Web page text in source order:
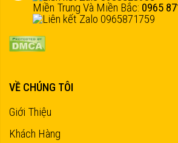
Miền Trung Và Miền Bắc: 0965
VỀ CHÚNG TÔI
Giới Thiệu
Khách Hàng